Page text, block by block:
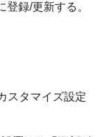
録/更新する。
スタマイズ設定